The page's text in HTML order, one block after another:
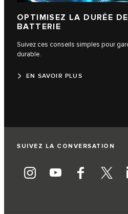
OPTIMISEZ LA DURÉE
BATTERIE
Suivez ces conseils simples pour
durable.
EN SAVOIR PLUS
SUIVEZ LA CONVERSATION